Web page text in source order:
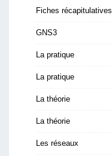
Fiches récapitulatives
GNS3
La pratique
La pratique
La théorie
La théorie
Les réseaux